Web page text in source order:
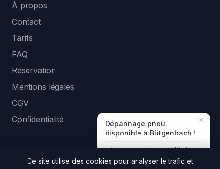
À propos
Contact
Tarifs
FAQ
Réservation
Mentions légales
CGV
Confidentialité
×
Dépannage pneu
disponible à Bütgenbach !
Réponse en ~5 min · +140 clients
Ce site utilise des cookies pour analyser le trafic et